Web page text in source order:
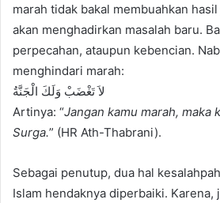
marah tidak bakal membuahkan
akan menghadirkan masalah baru.
perpecahan, ataupun kebencian.
menghindari marah:
لاَ تَغْضَبْ وَلَكَ الْجَنَّةُ
Artinya: “Jangan kamu marah, maka
Surga.” (HR Ath-Thabrani).
Sebagai penutup, dua hal
Islam hendaknya diperbaiki.